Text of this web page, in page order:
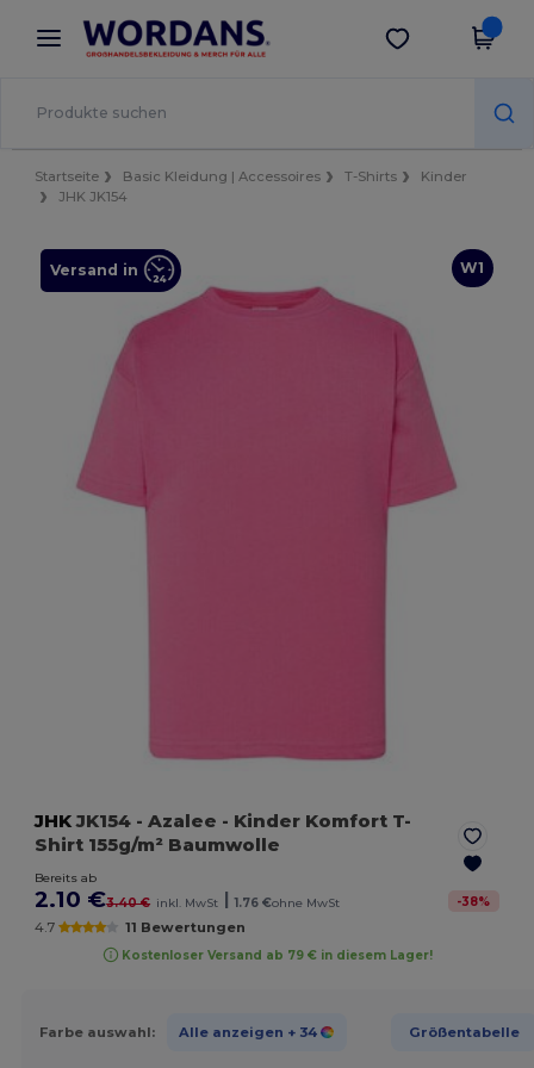
× Wordans App
Bessere Preise in der App!
App holen
Startseite Basic Kleidung | Accessoires T-Shirts
Kinder
JHK JK154
W1
Versand in
JHKJK154 - Azalee - Kinder Komfort T-
Shirt 155g/m² Baumwolle
Bereits ab
2.10 €3.40 € inkl. MwSt | 1.76 €ohne MwSt -38%
4.7 11 Bewertungen
Kostenloser Versand ab 79 € in diesem Lager!
Farbe auswahl: Alle anzeigen + 34 Größentabelle